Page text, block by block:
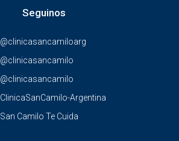
Seguinos
@clinicasancamiloarg
@clinicasancamilo
@clinicasancamilo
ClinicaSanCamilo-Argentina
San Camilo Te Cuida